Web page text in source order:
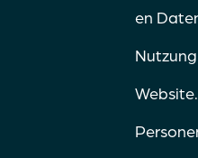
en
Website.